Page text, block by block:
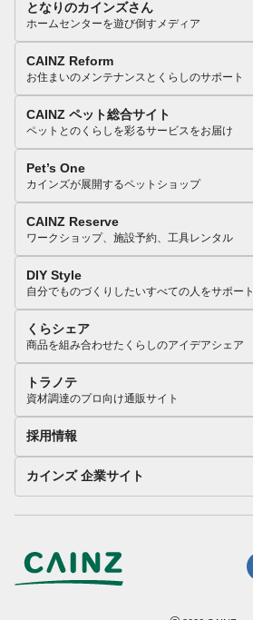
となりのカインズさん
ホームセンターを遊び倒すメディア
CAINZ Reform
お住まいのメンテナンスとくらしのサポート
CAINZ ペット総合サイト
ペットとのくらしを彩るサービスをお届け
Pet’s One
カインズが展開するペットショップ
CAINZ Reserve
ワークショップ、施設予約、工具レンタル
DIY Style
自分でものづくりしたいすべての人をサポート
くらシェア
商品を組み合わせたくらしのアイデアシェア
トラノテ
資材調達のプロ向け通販サイト
採用情報
カインズ 企業サイト